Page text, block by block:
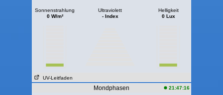
Sonnenstrahlung
0 W/m²
Ultraviolett
- Index
Helligkeit
0 Lux
UV-Leitfaden
Mondphasen 21:47:16